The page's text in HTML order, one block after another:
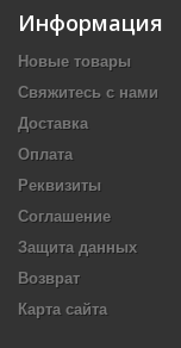
Информация
Новые товары
Свяжитесь с нами
Доставка
Оплата
Реквизиты
Cоглашение
Защита данных
Возврат
Карта сайта